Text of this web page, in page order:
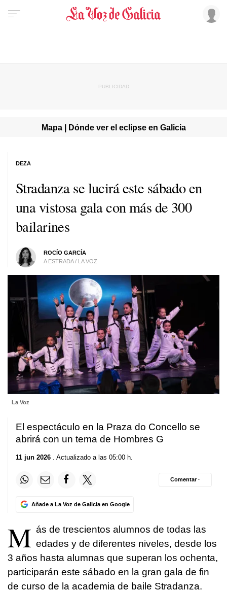
Mapa | Dónde ver el eclipse en Galicia
Stradanza se lucirá este sábado en
una vistosa gala con más de 300
bailarines
ROCÍO GARCÍA
A ESTRADA / LA VOZ
DEZA
La Voz
El espectáculo en la Praza do Concello se
abrirá con un tema de Hombres G
11 jun 2026 . Actualizado a las 05:00 h.
Añade a La Voz de Galicia en Google
Comentar ·
M ás de trescientos alumnos de todas las
edades y de diferentes niveles, desde los
3 años hasta alumnas que superan los ochenta,
participarán este sábado en la gran gala de fin
de curso de la academia de baile Stradanza.